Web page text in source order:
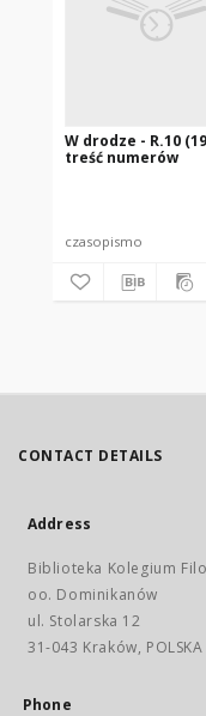
W drodze - R.10
treść numerów
czasopismo
CONTACT DETAILS
Address
Biblioteka Kolegium
oo. Dominikanów
ul. Stolarska 12
31-043 Kraków, POLSKA
Phone